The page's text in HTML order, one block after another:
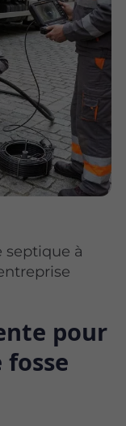
septique à
pour